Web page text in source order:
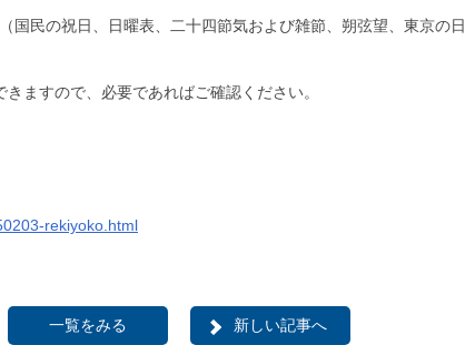
国民の祝日、日曜表、二十四節気および雑節、朔弦望、東京の日
ますので、必要であればご確認ください。
rekiyoko.html
一覧をみる 新しい記事へ